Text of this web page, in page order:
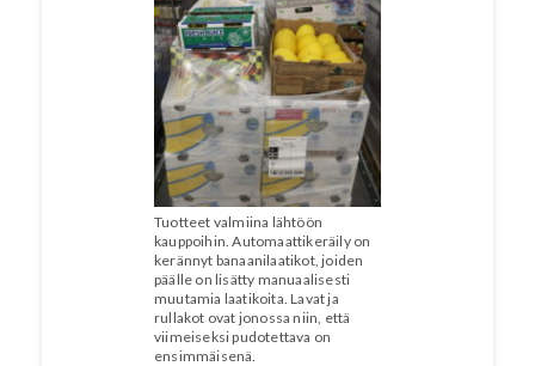
Tuotteet valmiina lähtöön
kauppoihin. Automaattikeräily on
kerännyt banaanilaatikot, joiden
päälle on lisätty manuaalisesti
muutamia laatikoita. Lavat ja
rullakot ovat jonossa niin, että
viimeiseksi pudotettava on
ensimmäisenä.